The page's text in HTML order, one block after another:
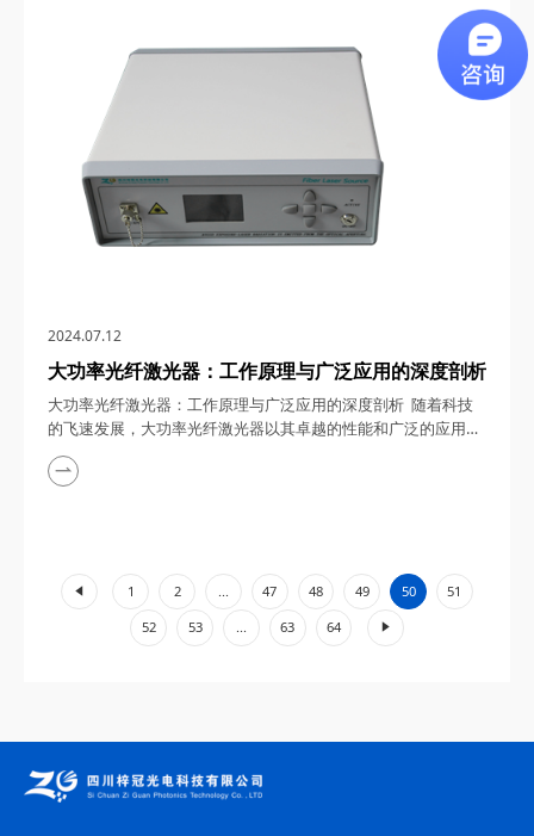
合的产物，如何在各个领域大放异彩。 一、光纤耦合激光器的
定义与构造 光纤耦合激光器，顾名思义，是将激光二极管产生
的激光光束与光纤巧妙结合的一...
2024.07.12
大功率光纤激光器：工作原理与广泛应用的深度剖析
大功率光纤激光器：工作原理与广泛应用的深度剖析 随着科技
的飞速发展，大功率光纤激光器以其卓越的性能和广泛的应用前
景，成为光学器件领域的璀璨明星。本文将详细解析大功率光纤
激光器的工作原理，并深入探讨其在多个领域的广泛应用，带您
1 2 47 48 49 50 51
52 53 ... 63 64
»